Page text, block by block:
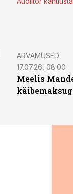
ARVAMUSED
17.07.26, 08:00
Meelis